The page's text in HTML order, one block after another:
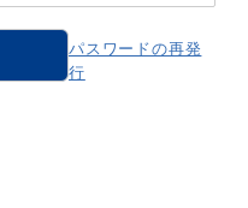
パスワードの再発
行